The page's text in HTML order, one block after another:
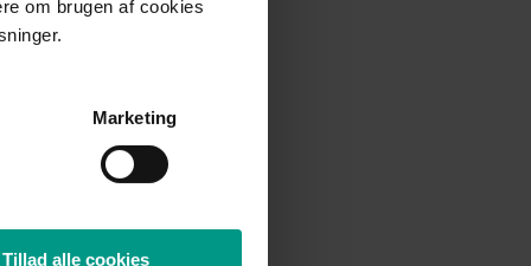
om brugen af cookies
Marketing
Tillad alle cookies